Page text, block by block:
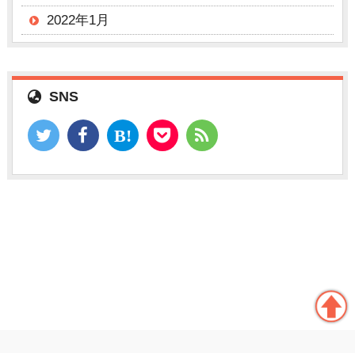
2022年1月
SNS